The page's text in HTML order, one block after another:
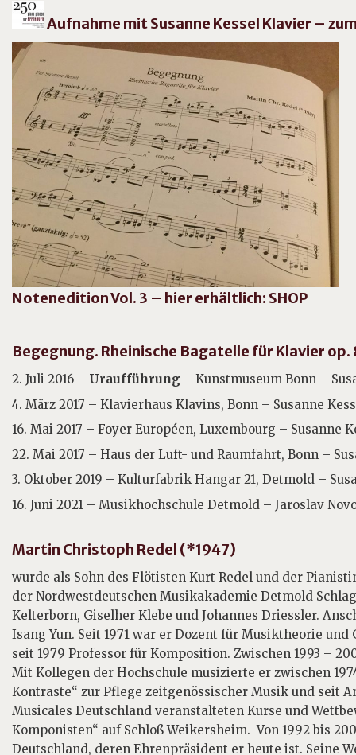
Aufnahme mit Susanne Kessel Klavier –
Notenedition Vol. 3 – hier erhältlich: SHOP
Begegnung. Rheinische Bagatelle für Klavier
2. Juli 2016 – Uraufführung – Kunstmuseum Bonn –
4. März 2017 – Klavierhaus Klavins, Bonn – Susanne
16. Mai 2017 – Foyer Européen, Luxembourg – Susanne
22. Mai 2017 – Haus der Luft- und Raumfahrt, Bonn –
3. Oktober 2019 – Kulturfabrik Hangar 21, Detmold –
16. Juni 2021 – Musikhochschule Detmold – Jaroslav
Martin Christoph Redel (*1947)
wurde als Sohn des Flötisten Kurt Redel und der
der Nordwestdeutschen Musikakademie Detmold
Kelterborn, Giselher Klebe und Johannes Driessler.
Isang Yun. Seit 1971 war er Dozent für Musiktheorie
seit 1979 Professor für Komposition. Zwischen 1993 –
Mit Kollegen der Hochschule musizierte er zwischen
Kontraste“ zur Pflege zeitge­nössischer Musik und seit
Musicales Deutschland veranstalteten Kurse und
Komponisten“ auf Schloß Weikersheim. Von 1992 bis
Deutschland, deren Ehrenpräsident er heute ist. Seine